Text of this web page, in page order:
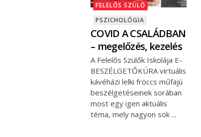
FELELŐS SZÜLŐ
PSZICHOLÓGIA
COVID A CSALÁDBAN
– megelőzés, kezelés
A Felelős Szülők Iskolája E-
BESZÉLGETŐKÚRA virtuális
kávéházi lelki fröccs műfajú
beszélgetéseinek sorában
most egy igen aktuális
téma, mely nagyon sok